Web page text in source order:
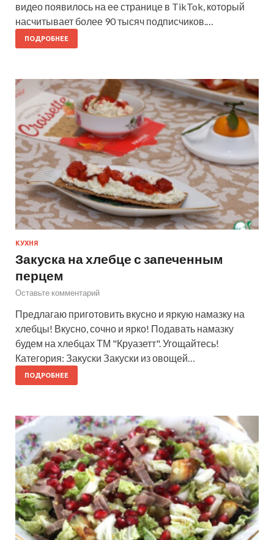
видео появилось на ее странице в TikTok, который
насчитывает более 90 тысяч подписчиков.…
ПОДРОБНЕЕ
КУХНЯ
Закуска на хлебце с запеченным
перцем
Оставьте комментарий
Предлагаю приготовить вкусно и яркую намазку на
хлебцы! Вкусно, сочно и ярко! Подавать намазку
будем на хлебцах ТМ "Круазетт". Угощайтесь!
Категория: Закуски Закуски из овощей…
ПОДРОБНЕЕ